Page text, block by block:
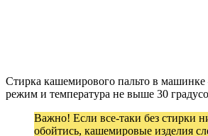
Стирка кашемирового пальто в
режим и температура не выше 30
Важно! Если все-таки без стирки
обойтись, кашемировые изделия